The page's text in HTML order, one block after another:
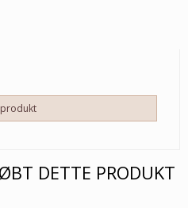
DETTE PRODUKT